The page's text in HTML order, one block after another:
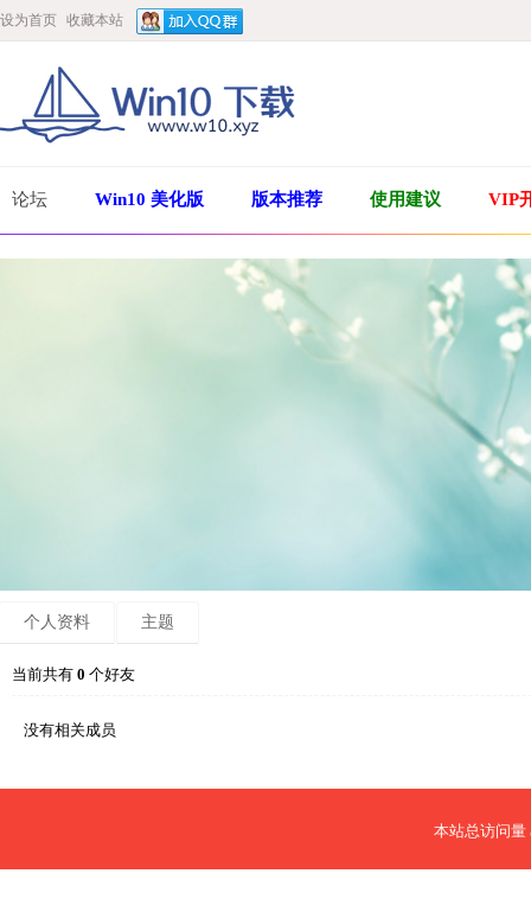
设为首页 收藏本站
论坛 Win10 美化版 版本推荐 使用建议 VIP
个人资料 主题
当前共有 0 个好友
没有相关成员
本站总访问量